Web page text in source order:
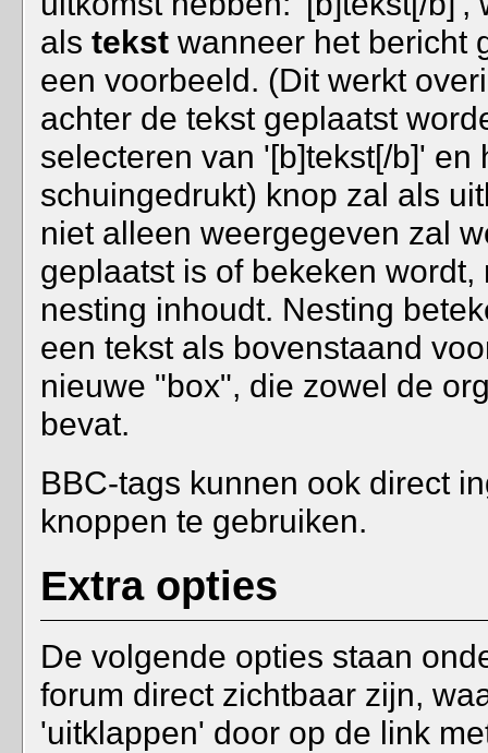
als tekstwanneer het bericht
een voorbeeld. (Dit werkt
achter de tekst geplaatst
selecteren van '[b]tekst[/b]'
schuingedrukt) knop zal als
niet alleen weergegeven zal
geplaatst is of bekeken
nesting inhoudt. Nesting
een tekst als bovenstaand
nieuwe "box", die zowel de
bevat.
BBC-tags kunnen ook direct
knoppen te gebruiken.
Extra opties
De volgende opties staan
forum direct zichtbaar zijn,
'uitklappen' door op de link